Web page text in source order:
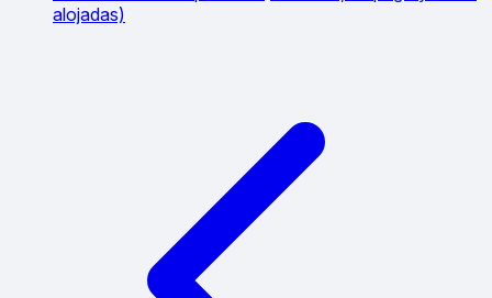
alojadas)